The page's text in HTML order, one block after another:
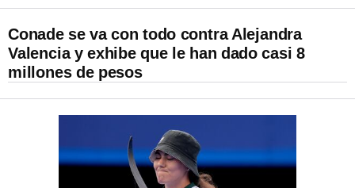
Conade se va con todo contra Alejandra
Valencia y exhibe que le han dado casi 8
millones de pesos